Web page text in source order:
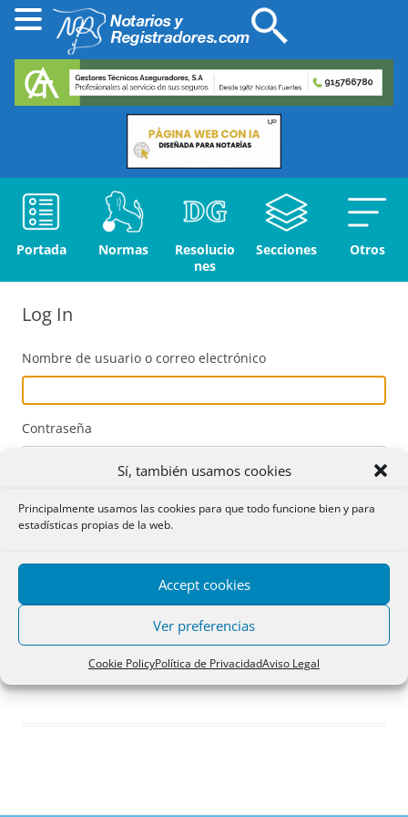
Sí, también usamos cookies
Principalmente usamos las cookies para que todo funcione bien y para
estadísticas propias de la web.
Accept cookies
Ver preferencias
Cookie PolicyPolítica de PrivacidadAviso Legal
Portada Normas
Resolucio
nes
Secciones Otros
Log In
Nombre de usuario o correo electrónico
Contraseña
Acceder
Registro
¿Has olvidado tu contraseña?